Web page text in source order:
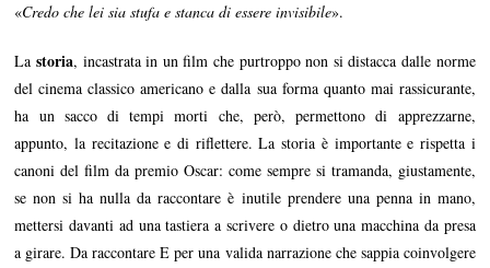
«Credo che lei sia stufa e stanca di essere invisibile».
Lastoria, incastrata in un film che purtroppo non si distacca dalle norme
del cinema classico americano e dalla sua forma quanto mai rassicurante,
ha un sacco di tempi morti che, però, permettono di apprezzarne,
appunto, la recitazione e di riflettere. La storia è importante e rispetta i
canoni del film da premio Oscar: come sempre si tramanda, giustamente,
se non si ha nulla da raccontare è inutile prendere una penna in mano,
mettersi davanti ad una tastiera a scrivere o dietro una macchina da presa
a girare. Da raccontare E per una valida narrazione che sappia coinvolgere